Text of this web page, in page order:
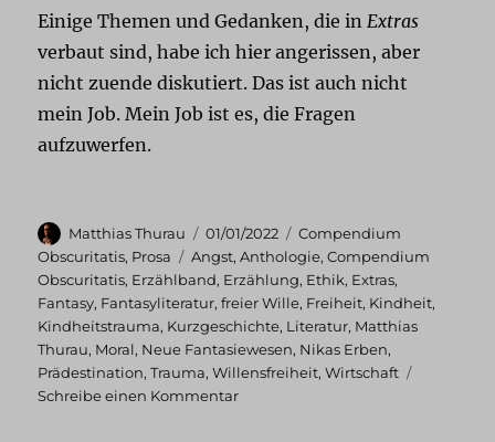
Einige Themen und Gedanken, die inExtras
verbaut sind, habe ich hier angerissen, aber
nicht zuende diskutiert. Das ist auch nicht
mein Job. Mein Job ist es, die Fragen
aufzuwerfen.
Autor
Matthias Thurau
Veröffentlicht
am
01/01/2022 Kategorien
Compendium
Obscuritatis, Prosa Schlagwörter
Angst,Anthologie,Compendium
Obscuritatis, Erzählband, Erzählung, Ethik, Extras,
Fantasy, Fantasyliteratur,freier Wille, Freiheit, Kindheit,
Kindheitstrauma, Kurzgeschichte, Literatur, Matthias
Thurau, Moral, Neue Fantasiewesen, Nikas Erben,
Prädestination,Trauma,Willensfreiheit,Wirtschaft
Schreibe einen Kommentarzu